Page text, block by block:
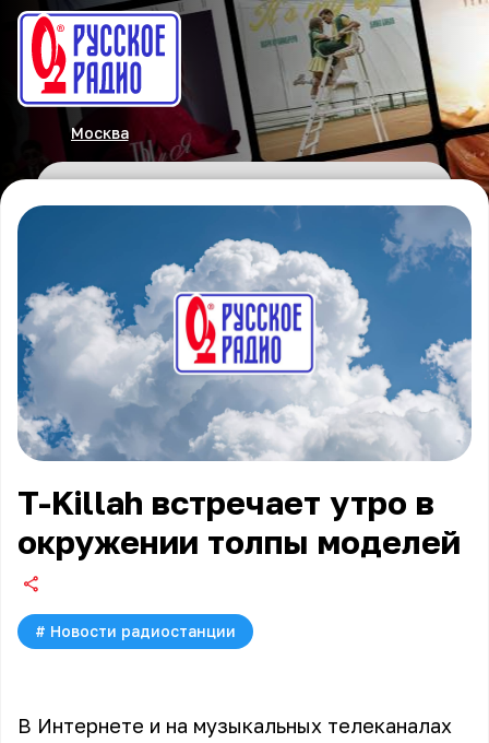
Москва
T-Killah встречает утро в
окружении толпы моделей
# Новости радиостанции
В Интернете и на музыкальных телеканалах